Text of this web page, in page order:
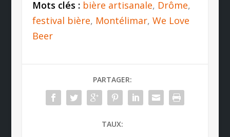
Mots clés : bière artisanale, Drôme,
festival bière, Montélimar, We Love
Beer
PARTAGER:
TAUX: